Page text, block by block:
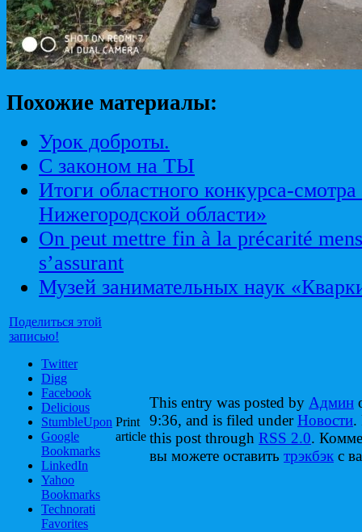
Похожие материалы:
Урок доброты.
С законом на ТЫ
Итоги областного конкурса-
Нижегородской области»
On peut mettre fin à la précarité
s’assurant
Музей занимательных наук
Поделиться этой
записью!
Twitter
Digg
Facebook
Delicious
StumbleUpon
Google
Bookmarks
LinkedIn
Yahoo
Bookmarks
Technorati
Favorites
Print
article
This entry was posted by Админ
9:36, and is filed underНовости.
this post through RSS 2.0.
вы можете оставить трэкбэк с